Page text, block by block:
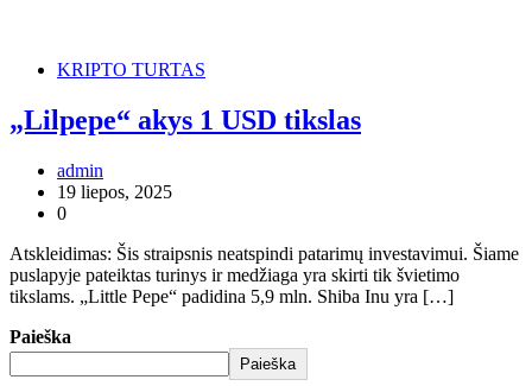
KRIPTO TURTAS
„Lilpepe“ akys 1 USD tikslas
admin
19 liepos, 2025
0
Atskleidimas: Šis straipsnis neatspindi patarimų investavimui. Šiame
puslapyje pateiktas turinys ir medžiaga yra skirti tik švietimo
tikslams. „Little Pepe“ padidina 5,9 mln. Shiba Inu yra […]
Paieška
Paieška